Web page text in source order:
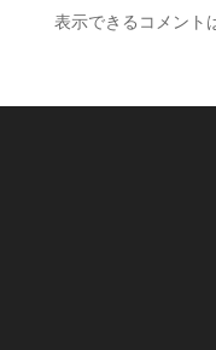
表示できるコメント